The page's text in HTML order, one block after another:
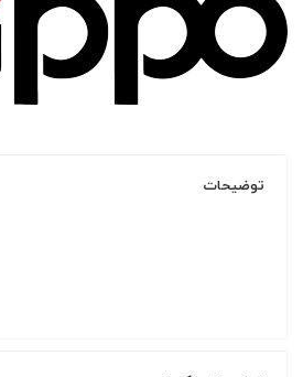
توضیحات